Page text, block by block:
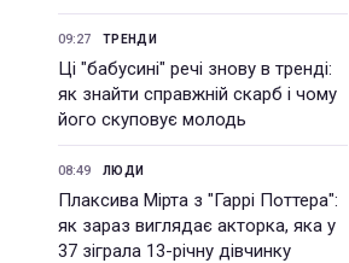
09:27 ТРЕНДИ
Ці "бабусині" речі знову в тренді:
як знайти справжній скарб і чому
його скуповує молодь
08:49 ЛЮДИ
Плаксива Мірта з "Гаррі Поттера":
як зараз виглядає акторка, яка у
37 зіграла 13-річну дівчинку